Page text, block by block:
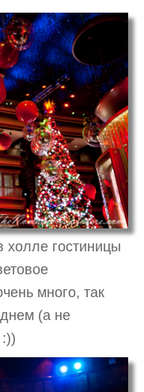
холле гостиницы
много, так
днем (а не